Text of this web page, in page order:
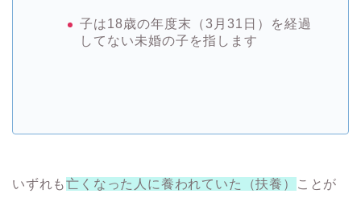
子は18歳の年度末（3月31日）を経過
してない未婚の子を指します
いずれも亡くなった人に養われていた（扶養）
ことが